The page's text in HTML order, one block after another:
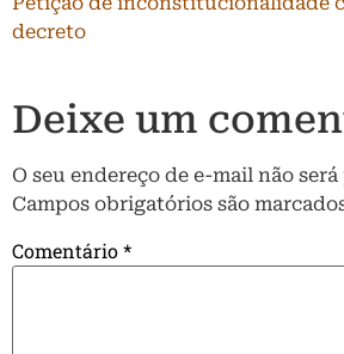
decreto
Deixe um
O seu endereço de e-mail não
Campos obrigatórios são
Comentário*